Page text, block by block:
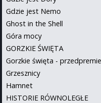
Gdzie jest Nemo
Ghost in the Shell
Góra mocy
GORZKIE ŚWIĘTA
Gorzkie święta -
Grzesznicy
Hamnet
HISTORIE RÓWNOLEGŁE